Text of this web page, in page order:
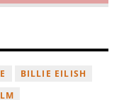
BILLIE EILISH